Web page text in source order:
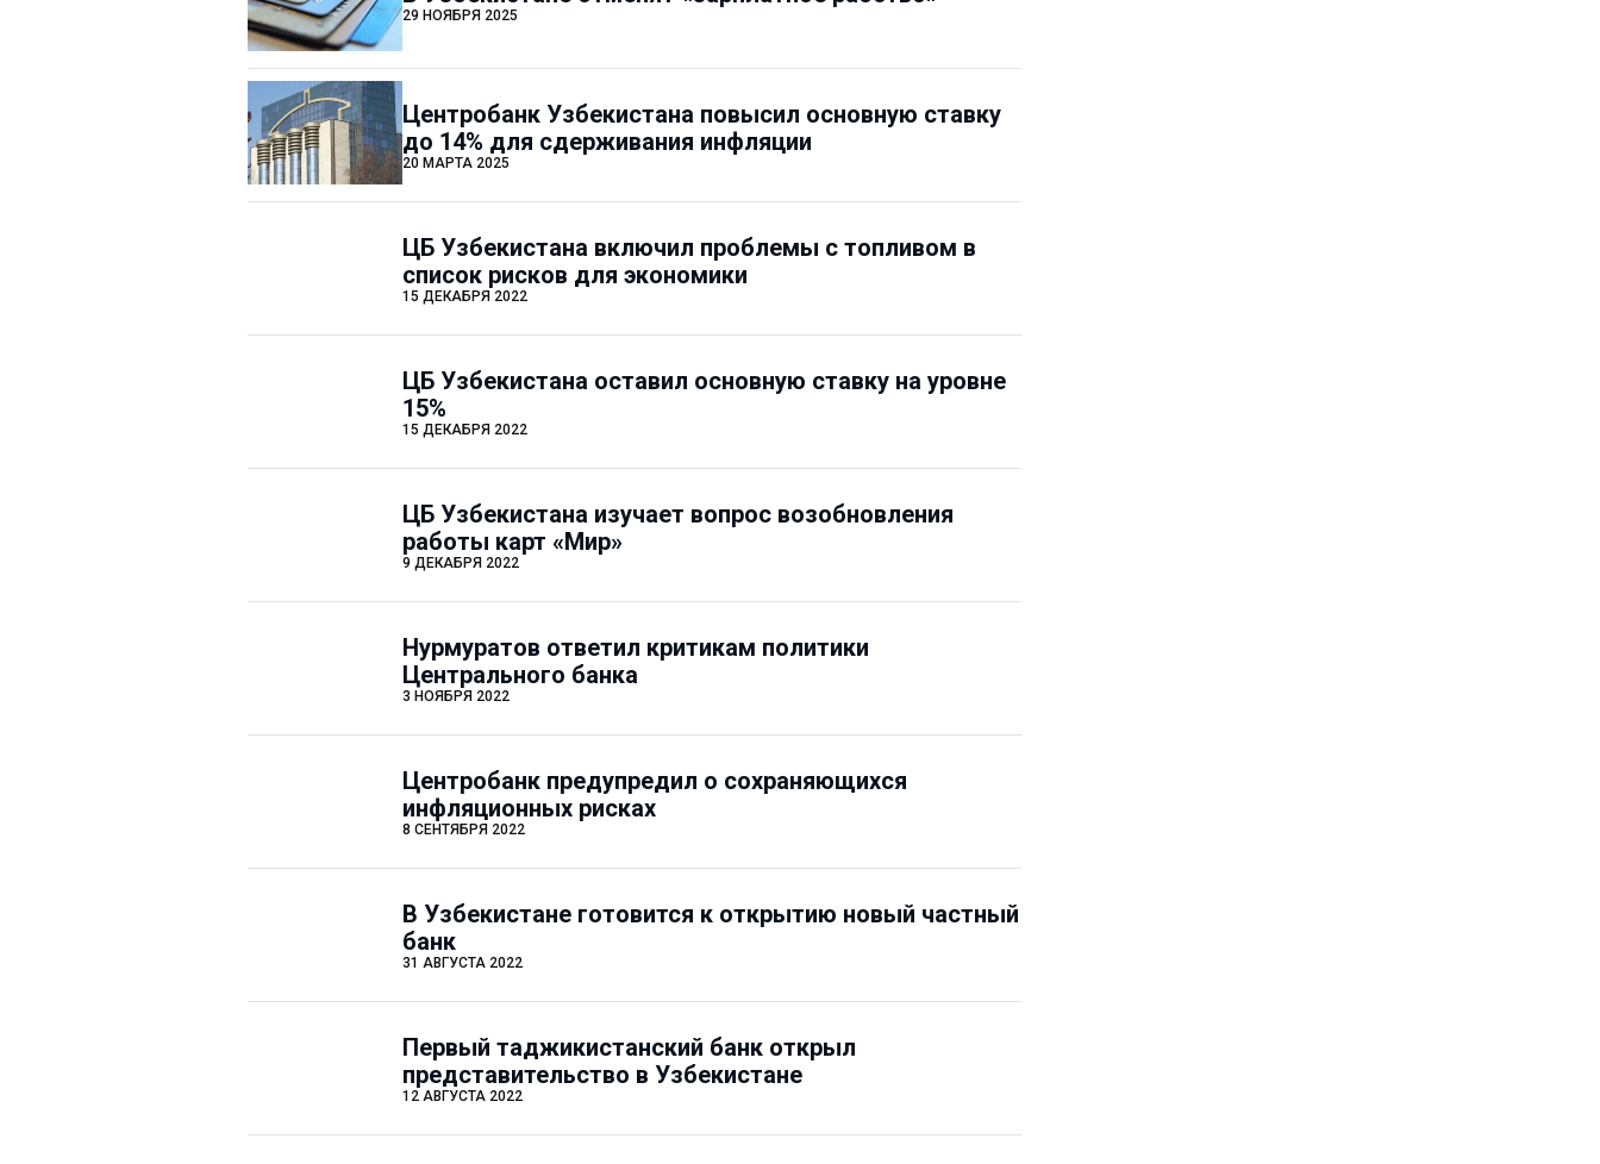
29 НОЯБРЯ 2025
Центробанк Узбекистана повысил основную ставку
до 14% для сдерживания инфляции
20 МАРТА 2025
ЦБ Узбекистана включил проблемы с топливом в
список рисков для экономики
15 ДЕКАБРЯ 2022
ЦБ Узбекистана оставил основную ставку на уровне
15%
15 ДЕКАБРЯ 2022
ЦБ Узбекистана изучает вопрос возобновления
работы карт «Мир»
9 ДЕКАБРЯ 2022
Нурмуратов ответил критикам политики
Центрального банка
3 НОЯБРЯ 2022
Центробанк предупредил о сохраняющихся
инфляционных рисках
8 СЕНТЯБРЯ 2022
В Узбекистане готовится к открытию новый частный
банк
31 АВГУСТА 2022
Первый таджикистанский банк открыл
представительство в Узбекистане
12 АВГУСТА 2022